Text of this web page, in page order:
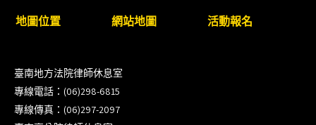
衛」課程(8/12前向本會報名,實體)
8/22~23「平反再導航:2026台灣冤平反協會年度論
壇｣
【重要公告】115年職場霸凌調查專業人才(律師)培
地圖位置 網站地圖 活動報名
臺南地方法院律師休息室
專線電話：(06)298-6815
專線傳真：(06)297-2097